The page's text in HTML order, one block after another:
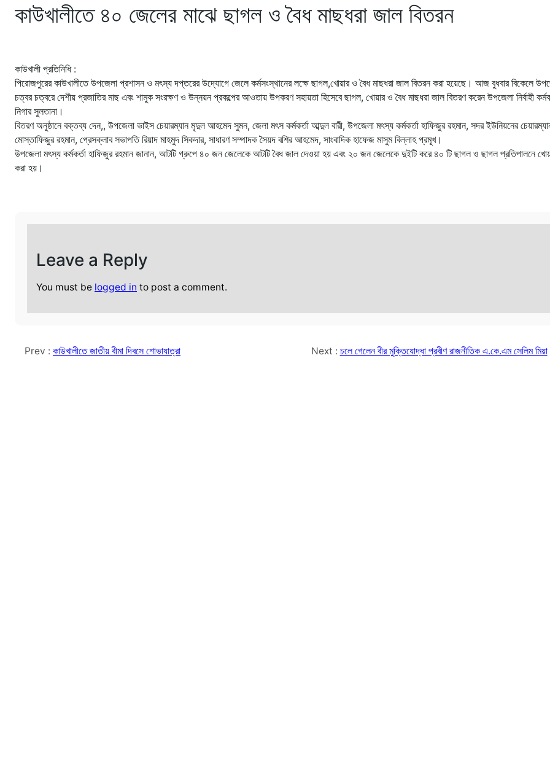
কাউখালীতে ৪০ জেলের মাঝে ছাগল ও বৈধ মাছধরা জাল বিতরন
কাউখালী প্রতিনিধি :
পিরোজপুরের কাউখালীতে উপজেলা প্রশাসন ও মৎস্য দপ্তরের উদ্যোগে জেলে কর্মসংস্থানের লক্ষে ছাগল,খোয়ার ও বৈধ মাছধরা জাল বিতরন করা হয়েছে। আজ বুধবার বিকেলে
চত্বর চত্বরে দেশীয় প্রজাতির মাছ এবং শামুক সংরক্ষণ ও উন্নয়ন প্রকল্পের আওতায় উপকরণ সহায়তা হিসেবে ছাগল, খোয়ার ও বৈধ মাছধরা জাল বিতরণ করেন উপজেলা নির্বাহী
নিগার সুলতানা।
বিতরণ অনুষ্ঠানে বক্তব্য দেন,, উপজেলা ভাইস চেয়ারম্যান মৃদুল আহমেদ সুমন, জেলা মৎস কর্মকর্তা আব্দুল বারী, উপজেলা মৎস্য কর্মকর্তা হাফিজুর রহমান, সদর ইউনিয়নের
মোস্তাফিজুর রহমান, প্রেসক্লাব সভাপতি রিয়াদ মাহমুদ সিকদার, সাধারণ সম্পাদক সৈয়দ বশির আহমেদ, সাংবাদিক হাফেজ মাসুম বিল্লাহ প্রমূখ।
উপজেলা মৎস্য কর্মকর্তা হাফিজুর রহমান জানান, আটটি গ্রুপে ৪০ জন জেলেকে আটটি বৈধ জাল দেওয়া হয় এবং ২০ জন জেলেকে দুইটি করে ৪০ টি ছাগল ও ছাগল প্রতিপালনে
করা হয়।
Leave a Reply
You must be logged in to post a comment.
Prev : কাউখালীতে জাতীয় বীমা দিবসে শোভাযাত্রা Next : চলে গেলেন বীর মুক্তিযোদ্ধা প্রবীণ রাজনীতিক এ.কে.এম সেলিম মিয়া